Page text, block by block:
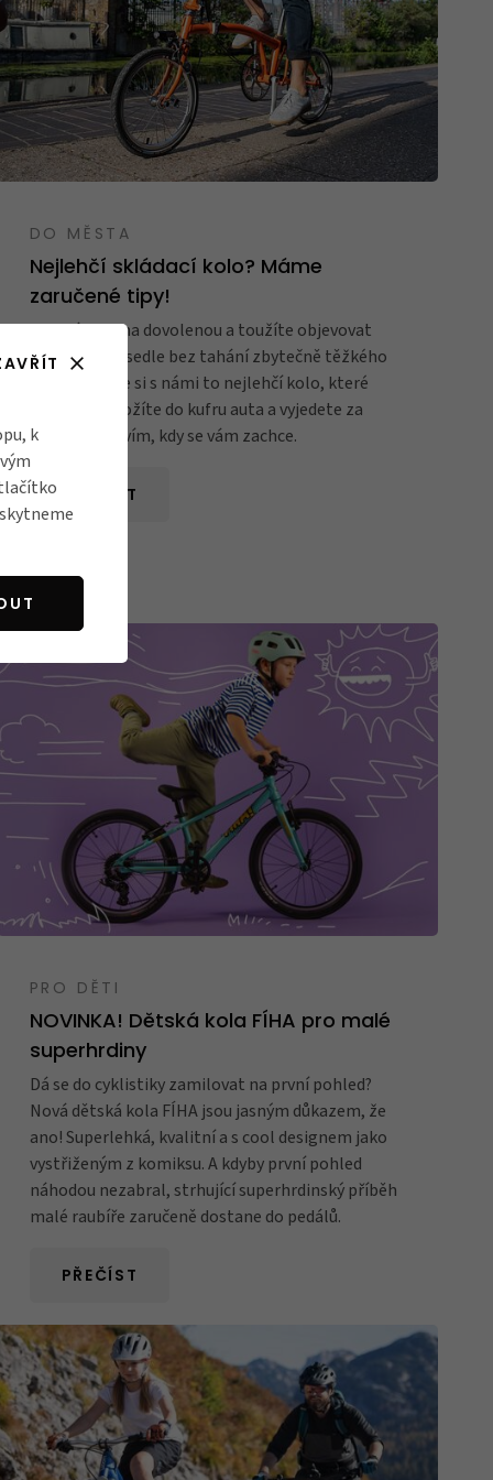
DO MĚSTA
Nejlehčí skládací kolo? Máme
zaručené tipy!
Chystáte se na dovolenou a toužíte objevovat
krásy okolí v sedle bez tahání zbytečně těžkého
kola? Vyberte si s námi to nejlehčí kolo, které
jednoduše složíte do kufru auta a vyjedete za
dobrodružstvím, kdy se vám zachce.
PŘEČÍST
PRO DĚTI
NOVINKA! Dětská kola FÍHA pro malé
superhrdiny
Dá se do cyklistiky zamilovat na první pohled?
Nová dětská kola FÍHA jsou jasným důkazem, že
ano! Superlehká, kvalitní a s cool designem jako
vystřiženým z komiksu. A kdyby první pohled
náhodou nezabral, strhující superhrdinský příběh
malé raubíře zaručeně dostane do pedálů.
PŘEČÍST
k